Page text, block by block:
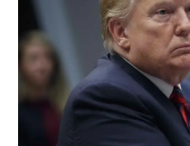
POLITICA
ECONOMIA